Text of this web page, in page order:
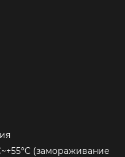
(замораживание